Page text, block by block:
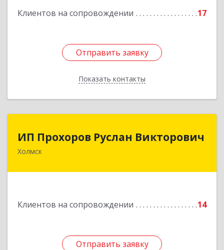
Клиентов на сопровождении 17
Отправить заявку
Показать контакты
Отправить заявку
Назад
ИП Прохоров Руслан Викторович
Холмск
Клиентов на сопровождении 14
Отправить заявку
694620, Сахалинская обл, Холмский р-н, Холмск
Отправить заявку